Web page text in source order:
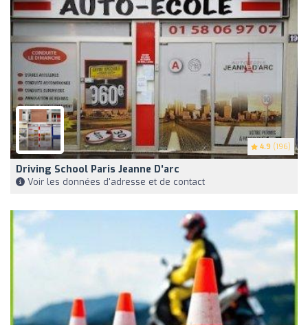
4.9 (196)
Driving School Paris Jeanne D'arc
Voir les données d'adresse et de contact